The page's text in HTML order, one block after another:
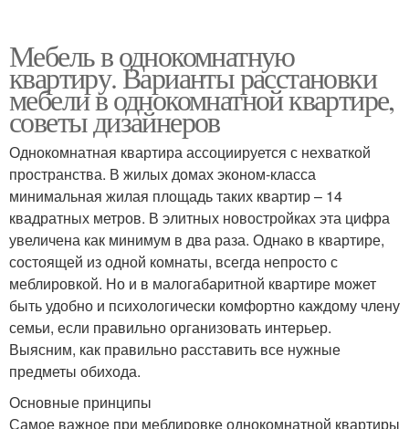
Мебель в однокомнатную
квартиру. Варианты расстановки
мебели в однокомнатной квартире,
советы дизайнеров
Однокомнатная квартира ассоциируется с нехваткой
пространства. В жилых домах эконом-класса
минимальная жилая площадь таких квартир – 14
квадратных метров. В элитных новостройках эта цифра
увеличена как минимум в два раза. Однако в квартире,
состоящей из одной комнаты, всегда непросто с
меблировкой. Но и в малогабаритной квартире может
быть удобно и психологически комфортно каждому члену
семьи, если правильно организовать интерьер.
Выясним, как правильно расставить все нужные
предметы обихода.
Основные принципы
Самое важное при меблировке однокомнатной квартиры